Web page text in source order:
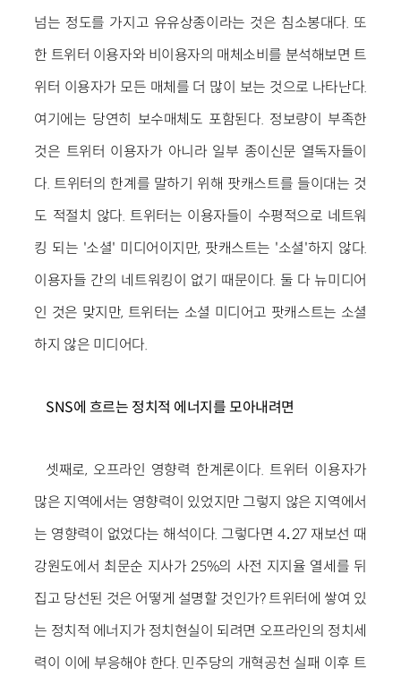
넘는 정도를 가지고 유유상종이라는 것은 침소봉대다. 또
한 트위터 이용자와 비이용자의 매체소비를 분석해보면 트
위터 이용자가 모든 매체를 더 많이 보는 것으로 나타난다.
여기에는 당연히 보수매체도 포함된다. 정보량이 부족한
것은 트위터 이용자가 아니라 일부 종이신문 열독자들이
다. 트위터의 한계를 말하기 위해 팟캐스트를 들이대는 것
도 적절치 않다. 트위터는 이용자들이 수평적으로 네트워
킹 되는 '소셜' 미디어이지만, 팟캐스트는 '소셜'하지 않다.
이용자들 간의 네트워킹이 없기 때문이다. 둘 다 뉴미디어
인 것은 맞지만, 트위터는 소셜 미디어고 팟캐스트는 소셜
하지 않은 미디어다.
SNS에 흐르는 정치적 에너지를 모아내려면
셋째로, 오프라인 영향력 한계론이다. 트위터 이용자가
많은 지역에서는 영향력이 있었지만 그렇지 않은 지역에서
는 영향력이 없었다는 해석이다. 그렇다면 4․27 재보선 때
강원도에서 최문순 지사가 25%의 사전 지지율 열세를 뒤
집고 당선된 것은 어떻게 설명할 것인가? 트위터에 쌓여 있
는 정치적 에너지가 정치현실이 되려면 오프라인의 정치세
력이 이에 부응해야 한다. 민주당의 개혁공천 실패 이후 트